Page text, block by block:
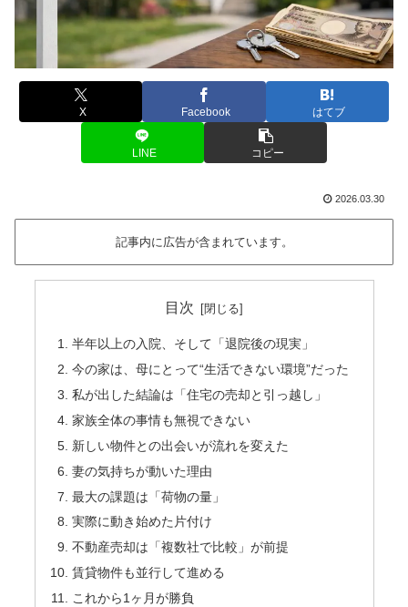
X Facebook はてブ
LINE コピー
2026.03.30
記事内に広告が含まれています。
目次
半年以上の入院、そして「退院後の現実」
今の家は、母にとって“生活できない環境”だった
私が出した結論は「住宅の売却と引っ越し」
家族全体の事情も無視できない
新しい物件との出会いが流れを変えた
妻の気持ちが動いた理由
最大の課題は「荷物の量」
実際に動き始めた片付け
不動産売却は「複数社で比較」が前提
賃貸物件も並行して進める
これから1ヶ月が勝負